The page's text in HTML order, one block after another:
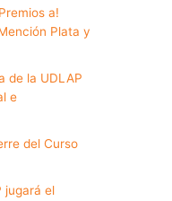
a!
Plata y
de la UDLAP
e
del Curso
jugará el